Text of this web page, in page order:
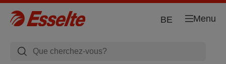
Menu
BE